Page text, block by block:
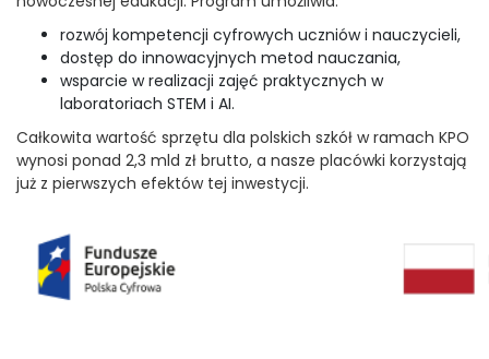
rozwój kompetencji cyfrowych uczniów i nauczycieli,
dostęp do innowacyjnych metod nauczania,
wsparcie w realizacji zajęć praktycznych w
laboratoriach STEM i AI.
Całkowita wartość sprzętu dla polskich szkół w ramach KPO
wynosi ponad 2,3 mld zł brutto, a nasze placówki korzystają
już z pierwszych efektów tej inwestycji.